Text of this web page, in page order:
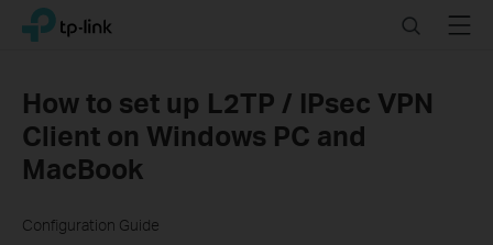
Click
navigation
TP-Link, Reliably Smart SearchMenu
How to set up L2TP / IPsec VPN
Client on Windows PC and
MacBook
Configuration Guide